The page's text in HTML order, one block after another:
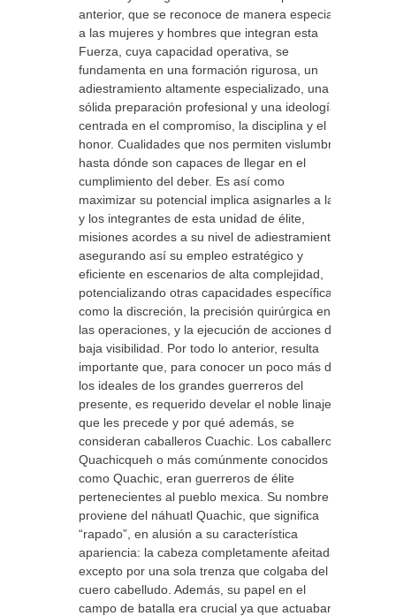
anterior, que se reconoce de manera especial
a las mujeres y hombres que integran esta
Fuerza, cuya capacidad operativa, se
fundamenta en una formación rigurosa, un
adiestramiento altamente especializado, una
sólida preparación profesional y una ideología
centrada en el compromiso, la disciplina y el
honor. Cualidades que nos permiten vislumbrar
hasta dónde son capaces de llegar en el
cumplimiento del deber. Es así como
maximizar su potencial implica asignarles a las
y los integrantes de esta unidad de élite,
misiones acordes a su nivel de adiestramiento,
asegurando así su empleo estratégico y
eficiente en escenarios de alta complejidad,
potencializando otras capacidades específicas
como la discreción, la precisión quirúrgica en
las operaciones, y la ejecución de acciones de
baja visibilidad. Por todo lo anterior, resulta
importante que, para conocer un poco más de
los ideales de los grandes guerreros del
presente, es requerido develar el noble linaje
que les precede y por qué además, se
consideran caballeros Cuachic. Los caballeros
Quachicqueh o más comúnmente conocidos
como Quachic, eran guerreros de élite
pertenecientes al pueblo mexica. Su nombre
proviene del náhuatl Quachic, que significa
“rapado”, en alusión a su característica
apariencia: la cabeza completamente afeitada,
excepto por una sola trenza que colgaba del
cuero cabelludo. Además, su papel en el
campo de batalla era crucial ya que actuaban